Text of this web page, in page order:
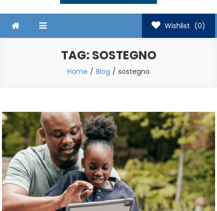
Wishlist (0)
TAG: SOSTEGNO
Home Blog sostegno